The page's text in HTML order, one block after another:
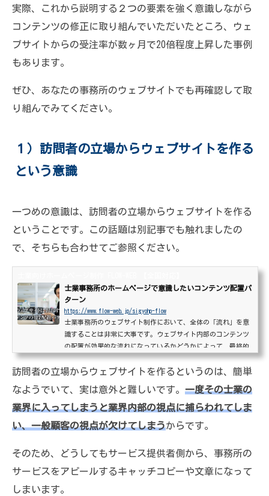
実際、これから説明する２つの要素を強く意識しながら
コンテンツの修正に取り組んでいただいたところ、ウェ
ブサイトからの受注率が数ヶ月で20倍程度上昇した事例
もあります。
ぜひ、あなたの事務所のウェブサイトでも再確認して取
り組んでみてください。
１）訪問者の立場からウェブサイトを作る
という意識
一つめの意識は、訪問者の立場からウェブサイトを作る
ということです。この話題は別記事でも触れましたの
で、そちらも合わせてご参照ください。
士業事務所のホームページで意識したいコンテンツ配置パ
ターン
https://www.flow-web.jp/sigyohp-flow
士業事務所のウェブサイト制作において、全体の「流れ」を意
識することは非常に大事です。ウェブサイト内部のコンテンツ
の配置が効果的な流れになっているかどうかによって、最終的
な反応率が大きく変わってくるためです。ウェブ上の流れは、
サイト外部から内部への流れと、内部に至った後の流れに分か
であるコンテンツの配置順について基本的な考え方を紹介しま
す。士業といっても資格や取扱業務によってはウェブサイトへ
訪問者の立場からウェブサイトを作るというのは、簡単
なようでいて、実は意外と難しいです。 一度その士業の
業界に入ってしまうと業界内部の視点に捕らわれてしま
い、一般顧客の視点が欠けてしまうからです。
そのため、どうしてもサービス提供者側から、事務所の
サービスをアピールするキャッチコピーや文章になって
しまいます。